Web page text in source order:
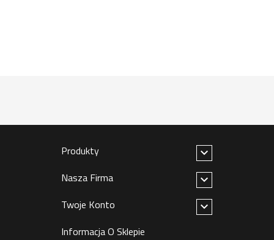
Produkty

Nasza Firma

Twoje Konto

Informacja O Sklepie